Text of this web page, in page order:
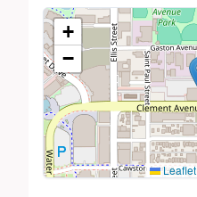
Lieu
+
−
Leaflet